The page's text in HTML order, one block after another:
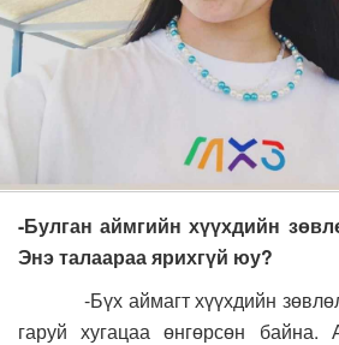
-Булган аймгийн хүүхдийн
Энэ талаараа ярихгүй юу?
-Бүх аймагт хүүхдийн зөвлөл
гаруй хугацаа өнгөрсөн байна.